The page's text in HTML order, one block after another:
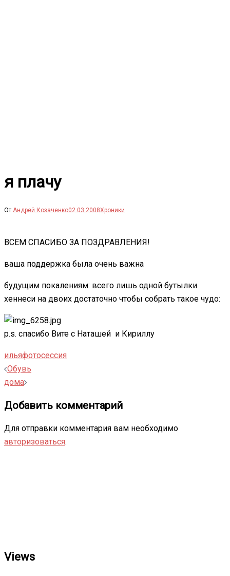
я плачу
От Андрей Козаченко02.03.2008Хроники
ВСЕМ СПАСИБО ЗА ПОЗДРАВЛЕНИЯ!
ваша поддержка была очень важна
будущим покалениям: всего лишь одной бутылки
хеннеси на двоих достаточно чтобы собрать такое чудо:
p.s. спасибо Вите с Наташей и Кириллу
ильяфотосессия
Навигация
записи
Обувь
дома
Добавить комментарий
Для отправки комментария вам необходимо
авторизоваться.
Views